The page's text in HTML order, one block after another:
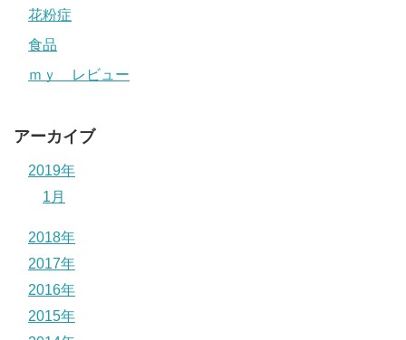
花粉症
食品
ｍｙ レビュー
アーカイブ
2019年
1月
2018年
2017年
2016年
2015年